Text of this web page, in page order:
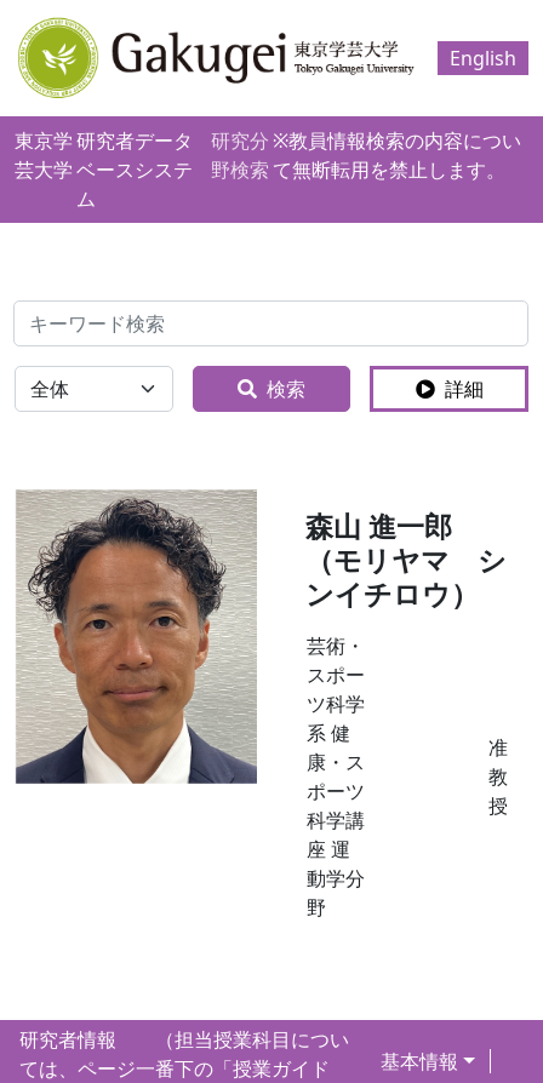
English
東京学
芸大学
研究者データ
ベースシステ
ム
研究分
野検索
※教員情報検索の内容につい
て無断転用を禁止します。
検索
全体 検索 詳細
森山 進一郎
（モリヤマ シ
ンイチロウ）
芸術・
スポー
ツ科学
系 健
康・ス
ポーツ
科学講
座 運
動学分
野
准
教
授
研究者情報 （担当授業科目につい
ては、ページ一番下の「授業ガイド
基本情報